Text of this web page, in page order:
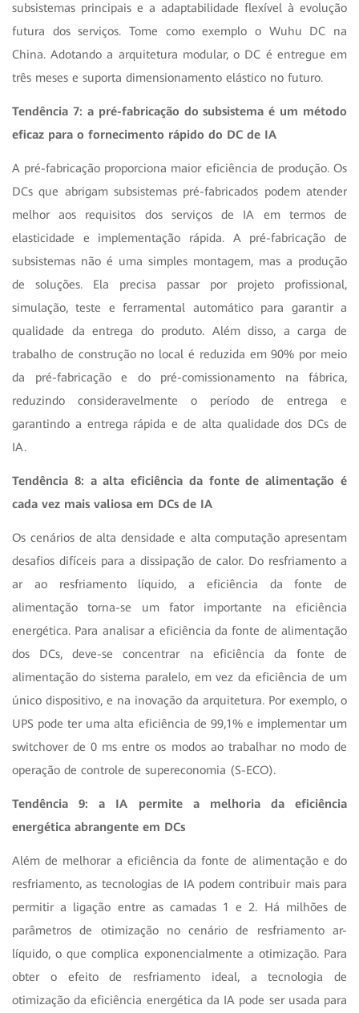
subsistemas principais e a adaptabilidade flexível à evolução
futura dos serviços. Tome como exemplo o Wuhu DC na
China. Adotando a arquitetura modular, o DC é entregue em
três meses e suporta dimensionamento elástico no futuro.
Tendência 7: a pré-fabricação do subsistema é um método
eficaz para o fornecimento rápido do DC de IA
A pré-fabricação proporciona maior eficiência de produção. Os
DCs que abrigam subsistemas pré-fabricados podem atender
melhor aos requisitos dos serviços de IA em termos de
elasticidade e implementação rápida. A pré-fabricação de
subsistemas não é uma simples montagem, mas a produção
de soluções. Ela precisa passar por projeto profissional,
simulação, teste e ferramental automático para garantir a
qualidade da entrega do produto. Além disso, a carga de
trabalho de construção no local é reduzida em 90% por meio
da pré-fabricação e do pré-comissionamento na fábrica,
reduzindo consideravelmente o período de entrega e
garantindo a entrega rápida e de alta qualidade dos DCs de
IA.
Tendência 8: a alta eficiência da fonte de alimentação é
cada vez mais valiosa em DCs de IA
Os cenários de alta densidade e alta computação apresentam
desafios difíceis para a dissipação de calor. Do resfriamento a
ar ao resfriamento líquido, a eficiência da fonte de
alimentação torna-se um fator importante na eficiência
energética. Para analisar a eficiência da fonte de alimentação
dos DCs, deve-se concentrar na eficiência da fonte de
alimentação do sistema paralelo, em vez da eficiência de um
único dispositivo, e na inovação da arquitetura. Por exemplo, o
UPS pode ter uma alta eficiência de 99,1% e implementar um
switchover de 0 ms entre os modos ao trabalhar no modo de
operação de controle de supereconomia (S-ECO).
Tendência 9: a IA permite a melhoria da eficiência
energética abrangente em DCs
Além de melhorar a eficiência da fonte de alimentação e do
resfriamento, as tecnologias de IA podem contribuir mais para
permitir a ligação entre as camadas 1 e 2. Há milhões de
parâmetros de otimização no cenário de resfriamento ar-
líquido, o que complica exponencialmente a otimização. Para
obter o efeito de resfriamento ideal, a tecnologia de
otimização da eficiência energética da IA pode ser usada para